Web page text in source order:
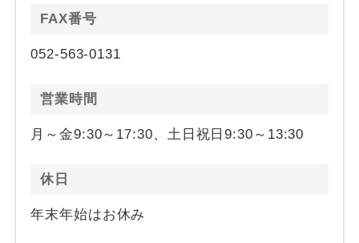
FAX番号
052-563-0131
営業時間
月～金9:30～17:30、土日祝日9:30～13:30
休日
年末年始はお休み